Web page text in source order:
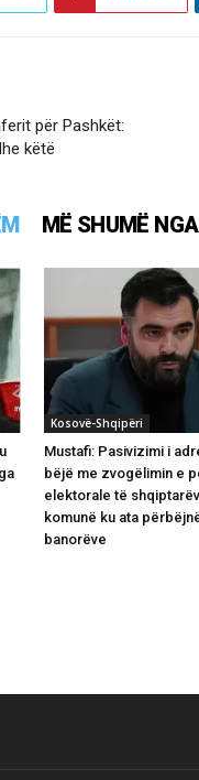
për Pashkët:
këtë
MË SHUMË
Kosovë-Shqipëri
Mustafi: Pasivizimi i
bëjë me zvogëlimin e
elektorale të
komunë ku ata
banorëve